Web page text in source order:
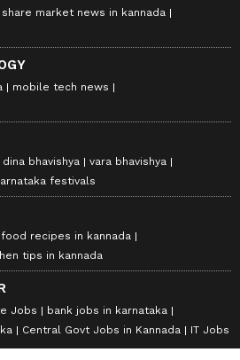
share market news in kannada
mobile tech news
dina bhavishya
vara bhavishya
festivals
food recipes in kannada
tips in kannada
Jobs
bank jobs in karnataka
Central Govt Jobs in Kannada IT Jobs